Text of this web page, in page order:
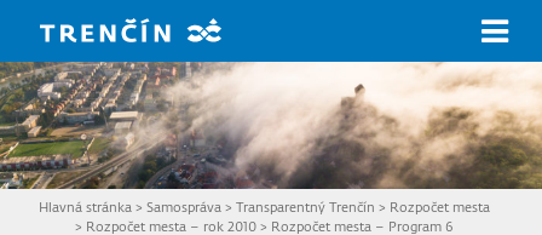
Hlavná stránka > Samospráva > Transparentný Trenčín > Rozpočet mesta
> Rozpočet mesta – rok 2010 > Rozpočet mesta – Program 6